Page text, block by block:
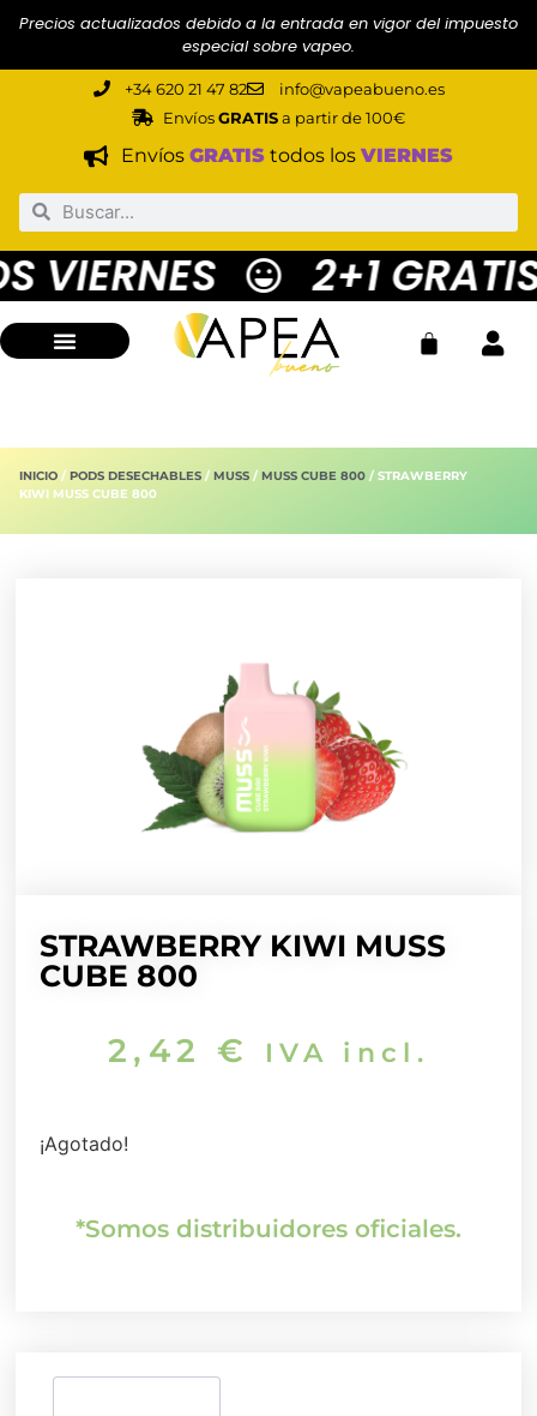
Precios actualizados debido a la entrada en vigor del impuesto
especial sobre vapeo.
+34 620 21 47 82
info@vapeabueno.es
EnvíosGRATISa partir de 100€
EnvíosGRATIS todos losVIERNES
2+1 GRATIS
INICIO / PODS DESECHABLES / MUSS / MUSS CUBE 800 / STRAWBERRY
KIWI MUSS CUBE 800
STRAWBERRY KIWI MUSS
CUBE 800
2,42 € IVA incl.
¡Agotado!
*Somos distribuidores oficiales.